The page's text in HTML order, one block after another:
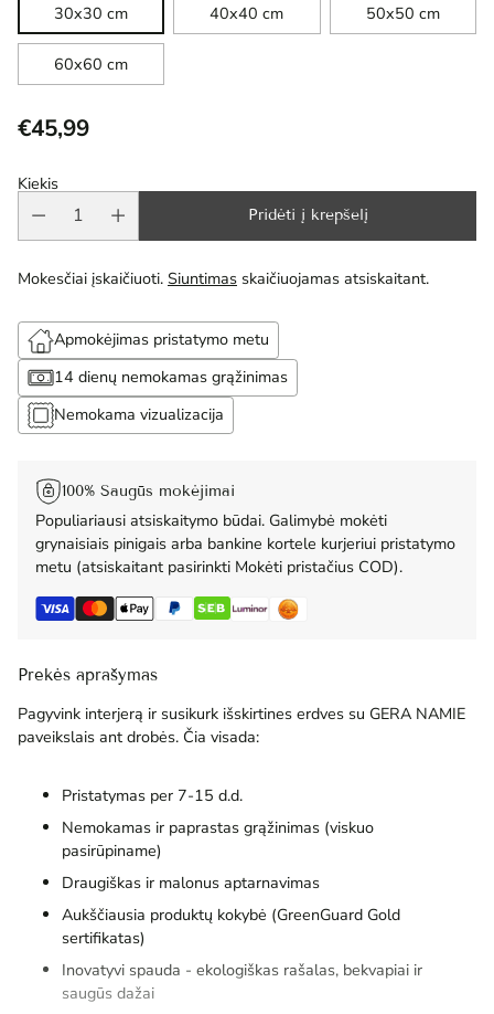
30x30 cm
40x40 cm 50x50 cm
60x60 cm
Reguliari
kaina
€45,99
Kiekis
Pridėti į krepšelį
Mokesčiai įskaičiuoti. Siuntimas skaičiuojamas atsiskaitant.
Apmokėjimas pristatymo metu
14 dienų nemokamas grąžinimas
Nemokama vizualizacija
100% Saugūs mokėjimai
Populiariausi atsiskaitymo būdai. Galimybė mokėti
grynaisiais pinigais arba bankine kortele kurjeriui pristatymo
metu (atsiskaitant pasirinkti Mokėti pristačius COD).
Prekės aprašymas
Pagyvink interjerą ir susikurk išskirtines erdves su GERA NAMIE
paveikslais ant drobės. Čia visada:
Pristatymas per 7-15 d.d.
Nemokamas ir paprastas grąžinimas (viskuo
pasirūpiname)
Draugiškas ir malonus aptarnavimas
Aukščiausia produktų kokybė (GreenGuard Gold
sertifikatas)
Inovatyvi spauda - ekologiškas rašalas, bekvapiai ir
saugūs dažai